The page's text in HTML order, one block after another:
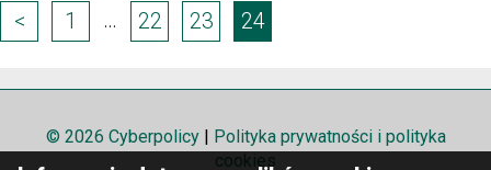
Page
< 1 … 22 23 24
© 2026 Cyberpolicy | Polityka prywatności i polityka
cookies